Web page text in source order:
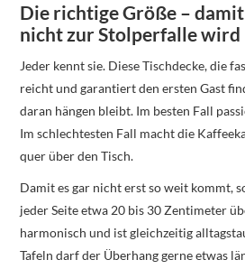
Die richtige Größe –
nicht zur Stolperfalle wird
Jeder kennt sie. Diese Tischdecke, die
reicht und garantiert den ersten Gast
daran hängen bleibt. Im besten Fall
Im schlechtesten Fall macht die
quer über den Tisch.
Damit es gar nicht erst so weit kommt,
jeder Seite etwa 20 bis 30 Zentimeter
harmonisch und ist gleichzeitig
Tafeln darf der Überhang gerne etwas